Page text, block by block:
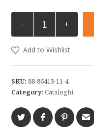
- +
Add to Wishlist
SKU: 88-86413-11-4
Category: Cataloghi